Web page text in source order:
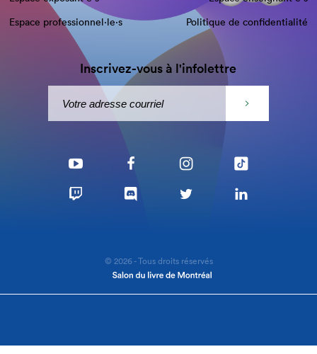
Espace professionnel·le⋅s
Politique de confidentialité
Inscrivez-vous à l'infolettre
© 2026 - Tous droits réservés